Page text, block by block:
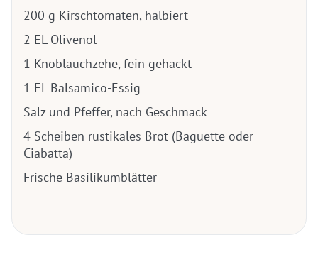
200 g Kirschtomaten, halbiert
2 EL Olivenöl
1 Knoblauchzehe, fein gehackt
1 EL Balsamico-Essig
Salz und Pfeffer, nach Geschmack
4 Scheiben rustikales Brot (Baguette oder
Ciabatta)
Frische Basilikumblätter